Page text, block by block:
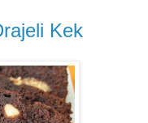
Kek